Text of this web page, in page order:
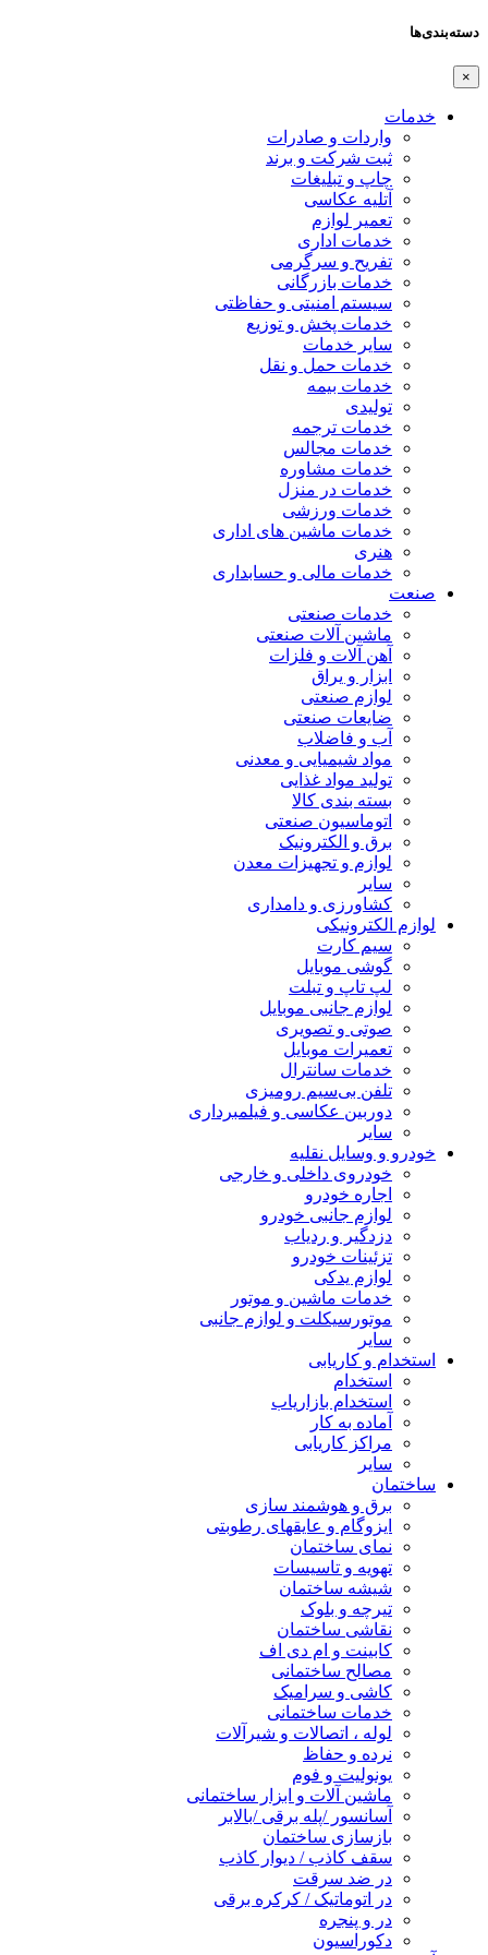
دسته‌بندی‌ها
×
خدمات
واردات و صادرات
ثبت شرکت و برند
چاپ و تبلیغات
آتلیه عکاسی
تعمیر لوازم
خدمات اداری
تفریح و سرگرمی
خدمات بازرگانی
سیستم امنیتی و حفاظتی
خدمات پخش و توزیع
سایر خدمات
خدمات حمل و نقل
خدمات بیمه
تولیدی
خدمات ترجمه
خدمات مجالس
خدمات مشاوره
خدمات در منزل
خدمات ورزشی
خدمات ماشین های اداری
هنری
خدمات مالی و حسابداری
صنعت
خدمات صنعتی
ماشین آلات صنعتی
آهن آلات و فلزات
ابزار و یراق
لوازم صنعتی
ضایعات صنعتی
آب و فاضلاب
مواد شیمیایی و معدنی
تولید مواد غذایی
بسته بندی کالا
اتوماسیون صنعتی
برق و الکترونیک
لوازم و تجهیزات معدن
سایر
کشاورزی و دامداری
لوازم الکترونیکی
سیم کارت
گوشی موبایل
لپ تاپ و تبلت
لوازم جانبی موبایل
صوتی و تصویری
تعمیرات موبایل
خدمات سانترال
تلفن بی‌سیم رومیزی
دوربین عکاسی و فیلمبرداری
سایر
خودرو و وسایل نقلیه
خودروی داخلی و خارجی
اجاره خودرو
لوازم جانبی خودرو
دزدگیر و ردیاب
تزئینات خودرو
لوازم یدکی
خدمات ماشین و موتور
موتورسیکلت و لوازم جانبی
سایر
استخدام و کاریابی
استخدام
استخدام بازاریاب
آماده به کار
مراکز کاریابی
سایر
ساختمان
برق و هوشمند سازی
ایزوگام و عایقهای رطوبتی
نمای ساختمان
تهویه و تاسیسات
شیشه ساختمان
تیرچه و بلوک
نقاشی ساختمان
کابینت و ام دی اف
مصالح ساختمانی
کاشی و سرامیک
خدمات ساختمانی
لوله ، اتصالات و شیرآلات
نرده و حفاظ
یونولیت و فوم
ماشین آلات و ابزار ساختمانی
آسانسور /پله برقی /بالابر
بازسازی ساختمان
سقف کاذب / دیوار کاذب
در ضد سرقت
در اتوماتیک / کرکره برقی
در و پنجره
دکوراسیون